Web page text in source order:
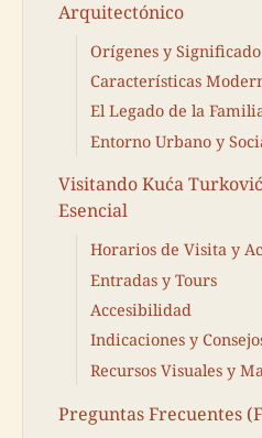
Arquitectónico
Orígenes y Significado
Características
El Legado de la
Entorno Urbano y
Visitando Kuća
Esencial
Horarios de Visita y
Entradas y Tours
Accesibilidad
Indicaciones y
Recursos Visuales y
Preguntas Frecuentes